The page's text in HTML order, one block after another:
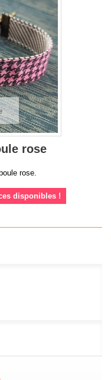
rose
rose.
disponibles !